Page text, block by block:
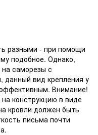
разными - при помощи
подобное. Однако,
саморезы с
данный вид крепления у
Внимание!
конструкцию в виде
кровли должен быть
письма почти